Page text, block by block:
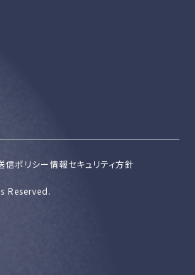
信ポリシー情報セキュリティ方針
Reserved.